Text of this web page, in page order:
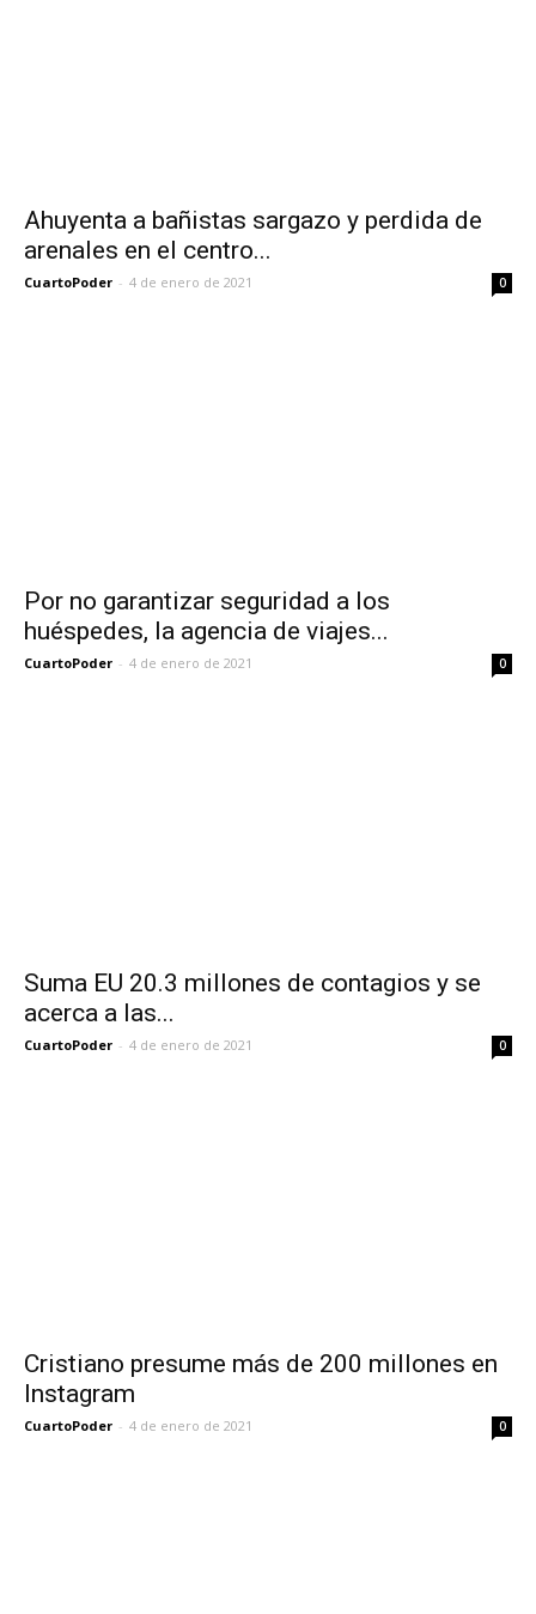
Ahuyenta a bañistas sargazo y perdida de
arenales en el centro...
CuartoPoder - 4 de enero de 2021 0
Por no garantizar seguridad a los
huéspedes, la agencia de viajes...
CuartoPoder - 4 de enero de 2021 0
Suma EU 20.3 millones de contagios y se
acerca a las...
CuartoPoder - 4 de enero de 2021 0
Cristiano presume más de 200 millones en
Instagram
CuartoPoder - 4 de enero de 2021 0